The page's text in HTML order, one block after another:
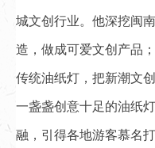
城文创行业。他深挖闽
造，做成可爱文创产品
传统油纸灯，把新潮文
一盏盏创意十足的油纸
融，引得各地游客慕名打